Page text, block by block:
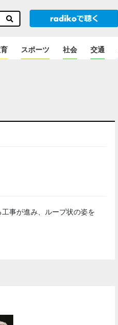
スポーツ 社会 交通
事が進み、ループ状の姿を